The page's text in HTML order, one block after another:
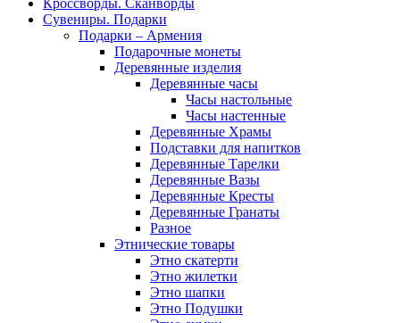
Кроссворды. Сканворды
Сувениры. Подарки
Подарки – Армения
Подарочные монеты
Деревянные изделия
Деревянные часы
Часы настольные
Часы настенные
Деревянные Храмы
Подставки для напитков
Деревянные Тарелки
Деревянные Вазы
Деревянные Кресты
Деревянные Гранаты
Разное
Этнические товары
Этно скатерти
Этно жилетки
Этно шапки
Этно Подушки